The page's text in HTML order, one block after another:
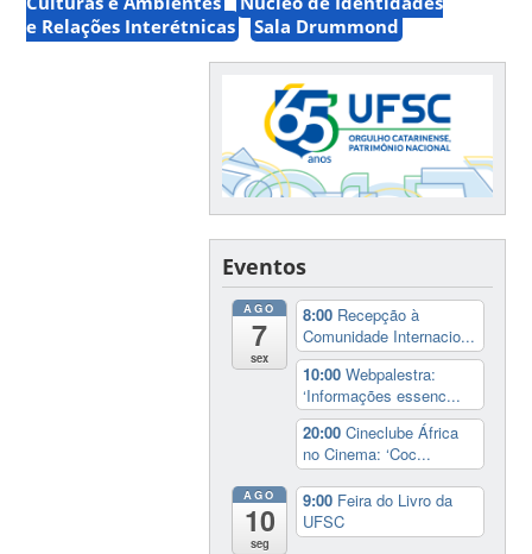
e Relações Interétnicas
Sala Drummond
Eventos
AGO
7
sex
8:00 Recepção à
Comunidade Internacio...
10:00Webpalestra:
‘Informações essenc...
20:00Cineclube África
no Cinema: ‘Coc...
AGO
10
seg
9:00 Feira do Livro da
UFSC